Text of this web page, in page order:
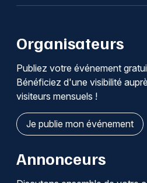
Organisateurs
Publiez votre événement
Bénéficiez d'une visibilité
visiteurs mensuels !
Je publie mon événement
Annonceurs